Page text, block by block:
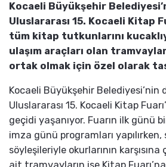
Kocaeli Büyükşehir
Uluslararası 15. Kocaeli Kitap
tüm kitap tutkunlarını
ulaşım araçları olan
ortak olmak için özel olarak
Kocaeli Büyükşehir Belediyesi’nin
Uluslararası 15. Kocaeli Kitap
geçidi yaşanıyor. Fuarın ilk günü
imza günü programları
söyleşileriyle okurlarının karşısına